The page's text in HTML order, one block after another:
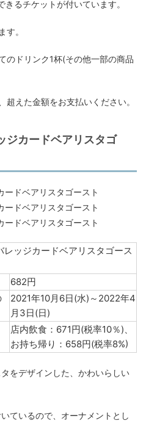
るチケットが付いています。
す。
のドリンク1杯(その他一部の商品
えた金額をお支払いください。
ジカードベアリスタゴ
ッジカードベアリスタゴース
682円
2021年10月6日(水)～2022年4
月3日(日)
店内飲食：671円(税率10％)、
お持ち帰り：658円(税率8%)
をデザインした、かわいらしい
ているので、オーナメントとし